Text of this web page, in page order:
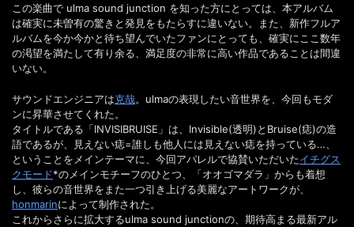
この楽曲で ulma sound junction を知った方にとっては、本アルバム
は確実に未曽有の驚きと発見をもたらすに違いない。また、新作フルア
ルバムを今か今かと待ち望んでいたファンにとっても、確実にここ数年
の渇望を満たして有り余る、満足度の非常に高い作品であることは間違
いない。
サウンドエンジニアは克哉。ulmaの表現したい音世界を、今回もモダ
ンに昇華させてくれた。
タイトルである「INVISIBRUISE」は、Invisible(透明)とBruise(痣)の造
語であるが、見えない痣=誰しも他人には見えない痣を持っている…、
ということをメインテーマに、今回アパレルで協賛いただいたイチグス
クモード*のメインモチーフのひとつ、「オオゴマダラ」からも着想
し、彼らの音世界をまた一つ引き上げる美麗なアートワークが、
honmarinによって制作された。
これからさらに拡大するulma sound junctionの、期待高まる最新アル